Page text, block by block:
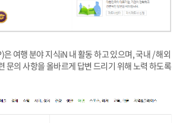
여행 분야 지식iN 내 활동 하고 있으며, 국내 / 해외
문의 사항을 올바르게 답변 드리기 위해 노력 하도록